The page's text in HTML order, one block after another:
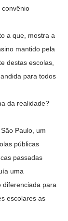
a que, mostra a
mantido pela
destas escolas,
para todos
da realidade?
Paulo, um
públicas
passadas
uma
diferenciada para
escolares as